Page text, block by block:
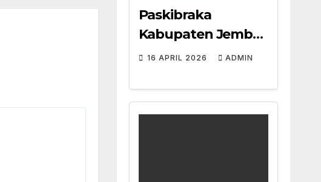
Paskibraka
Kabupaten Jember
2026: Dua Siswa
Lolos
16 APRIL 2026 ADMIN